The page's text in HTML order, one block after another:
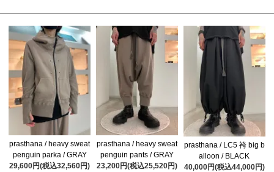
prasthana / heavy sweat
penguin parka / GRAY
29,600円(税込32,560円)
prasthana / heavy sweat
penguin pants / GRAY
23,200円(税込25,520円)
prasthana / LC5 袴 big b
alloon / BLACK
40,000円(税込44,000円)